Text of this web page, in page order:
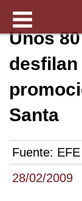
28/02/2009
Unos
desfilan
Santa
Fuente: EFE